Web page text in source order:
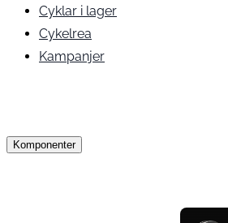
Cyklar i lager
Cykelrea
Kampanjer
Komponenter